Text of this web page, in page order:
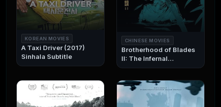
KOREAN MOVIES
A Taxi Driver (2017)
Sinhala Subtitle
CHINESE MOVIES
Brotherhood of Blades
II: The Infernal
Battlefield (2017)